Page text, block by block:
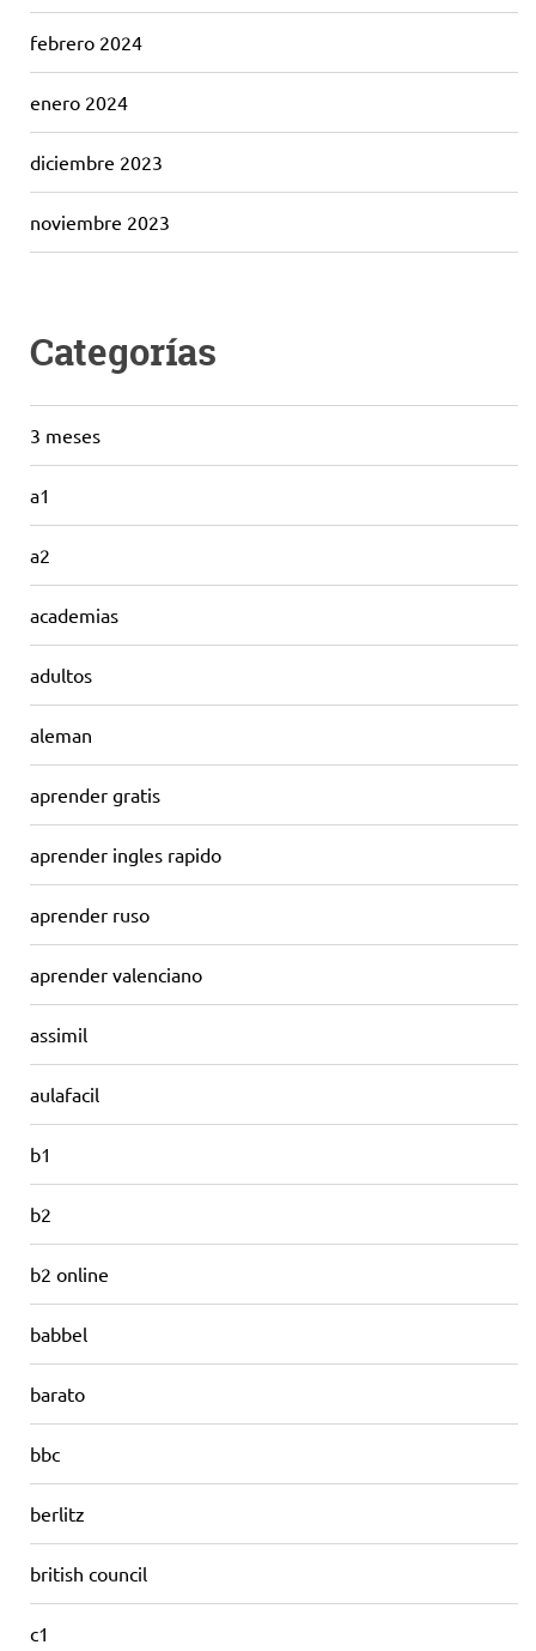
febrero 2024
enero 2024
diciembre 2023
noviembre 2023
Categorías
3 meses
a1
a2
academias
adultos
aleman
aprender gratis
aprender ingles rapido
aprender ruso
aprender valenciano
assimil
aulafacil
b1
b2
b2 online
babbel
barato
bbc
berlitz
british council
c1